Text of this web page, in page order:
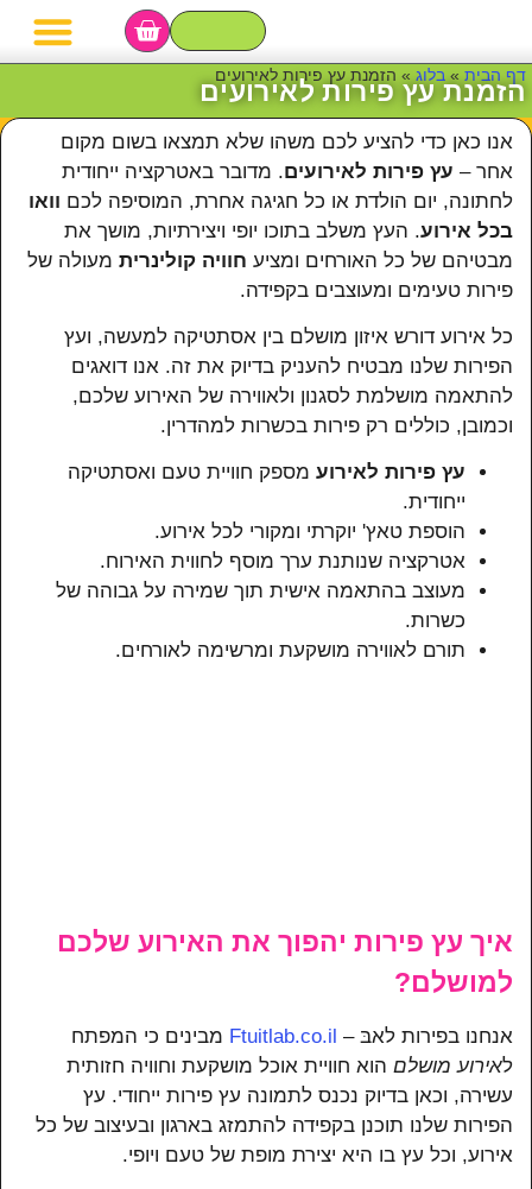
דף הבית » בלוג » הזמנת עץ פירות לאירועים
הזמנת עץ פירות לאירועים
אנו כאן כדי להציע לכם משהו שלא תמצאו בשום מקום
אחר – עץ פירות לאירועים. מדובר באטרקציה ייחודית
לחתונה, יום הולדת או כל חגיגה אחרת, המוסיפה לכם וואו
בכל אירוע. העץ משלב בתוכו יופי ויצירתיות, מושך את
מבטיהם של כל האורחים ומציע חוויה קולינרית מעולה של
פירות טעימים ומעוצבים בקפידה.
כל אירוע דורש איזון מושלם בין אסתטיקה למעשה, ועץ
הפירות שלנו מבטיח להעניק בדיוק את זה. אנו דואגים
להתאמה מושלמת לסגנון ולאווירה של האירוע שלכם,
וכמובן, כוללים רק פירות בכשרות למהדרין.
עץ פירות לאירוע מספק חוויית טעם ואסתטיקה
ייחודית.
הוספת טאץ' יוקרתי ומקורי לכל אירוע.
אטרקציה שנותנת ערך מוסף לחווית האירוח.
מעוצב בהתאמה אישית תוך שמירה על גבוהה של
כשרות.
תורם לאווירה מושקעת ומרשימה לאורחים.
איך עץ פירות יהפוך את האירוע שלכם
למושלם?
אנחנו בפירות לאבּ – Ftuitlab.co.il מבינים כי המפתח
לאירוע מושלם הוא חוויית אוכל מושקעת וחוויה חזותית
עשירה, וכאן בדיוק נכנס לתמונה עץ פירות ייחודי. עץ
הפירות שלנו תוכנן בקפידה להתמזג בארגון ובעיצוב של כל
אירוע, וכל עץ בו היא יצירת מופת של טעם ויופי.